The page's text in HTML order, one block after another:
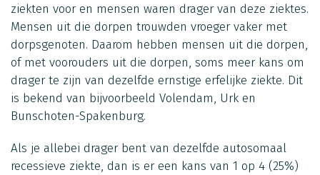
ziekten voor en mensen waren drager van deze ziektes.
Mensen uit die dorpen trouwden vroeger vaker met
dorpsgenoten. Daarom hebben mensen uit die dorpen,
of met voorouders uit die dorpen, soms meer kans om
drager te zijn van dezelfde ernstige erfelijke ziekte. Dit
is bekend van bijvoorbeeld Volendam, Urk en
Bunschoten-Spakenburg.
Als je allebei drager bent van dezelfde autosomaal
recessieve ziekte, dan is er een kans van 1 op 4 (25%)